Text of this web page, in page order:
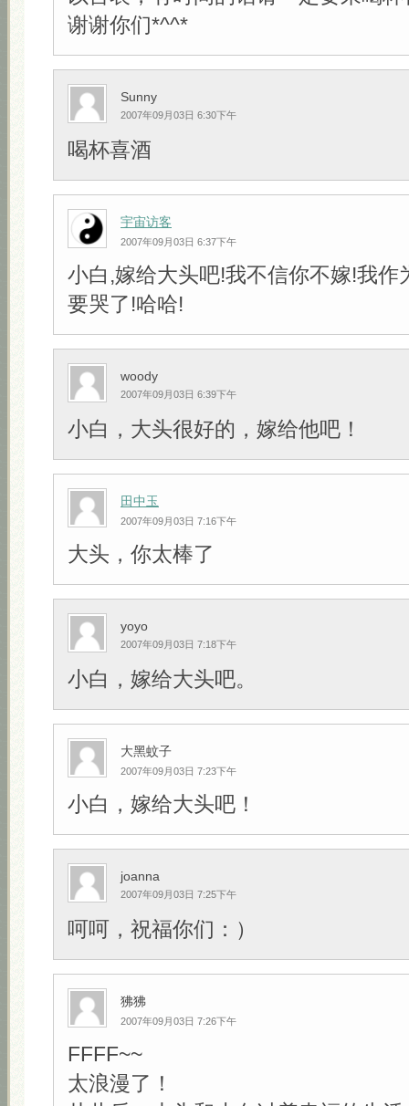
谢谢你们*^^*
Sunny
2007年09月03日 6:30下午
喝杯喜酒
宇宙访客
2007年09月03日 6:37下午
小白,嫁给大头吧!我不信你不嫁!我作
要哭了!哈哈!
woody
2007年09月03日 6:39下午
小白，大头很好的，嫁给他吧！
田中玉
2007年09月03日 7:16下午
大头，你太棒了
yoyo
2007年09月03日 7:18下午
小白，嫁给大头吧。
大黑蚊子
2007年09月03日 7:23下午
小白，嫁给大头吧！
joanna
2007年09月03日 7:25下午
呵呵，祝福你们：）
狒狒
2007年09月03日 7:26下午
FFFF~~
太浪漫了！